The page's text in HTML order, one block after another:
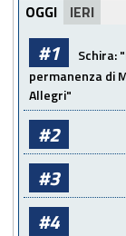
OGGI IERI
#1
Schira:
permanenza di
Allegri"
#2
#3
#4